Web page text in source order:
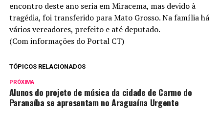
encontro deste ano seria em Miracema, mas devido à
tragédia, foi transferido para Mato Grosso. Na família há
vários vereadores, prefeito e até deputado.
(Com informações do Portal CT)
TÓPICOS RELACIONADOS
PRÓXIMA
Alunos do projeto de música da cidade de Carmo do
Paranaíba se apresentam no Araguaína Urgente